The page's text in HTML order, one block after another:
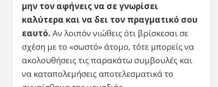
μην τον αφήνεις να σε γνωρίσει
καλύτερα και να δει τον πραγματικό σου
εαυτό. Αν λοιπόν νιώθεις ότι βρίσκεσαι σε
σχέση με το «σωστό» άτομο, τότε μπορείς να
ακολουθήσεις τις παρακάτω συμβουλές και
να καταπολεμήσεις αποτελεσματικά το